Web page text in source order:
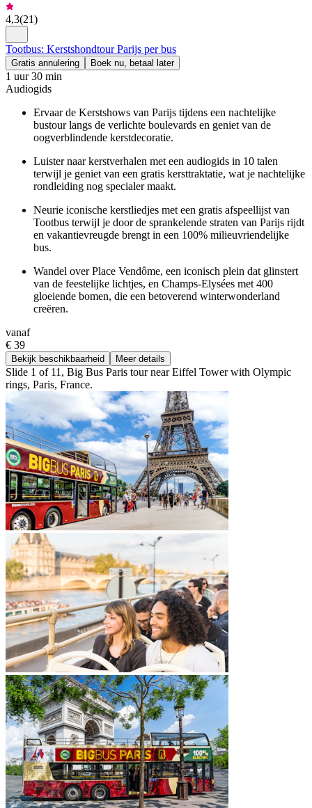
4,3(21)
Tootbus: Kerstshondtour Parijs per bus
Gratis annulering Boek nu, betaal later
1 uur 30 min
Audiogids
Ervaar de Kerstshows van Parijs tijdens een nachtelijke
bustour langs de verlichte boulevards en geniet van de
oogverblindende kerstdecoratie.
Luister naar kerstverhalen met een audiogids in 10 talen
terwijl je geniet van een gratis kersttraktatie, wat je nachtelijke
rondleiding nog specialer maakt.
Neurie iconische kerstliedjes met een gratis afspeellijst van
Tootbus terwijl je door de sprankelende straten van Parijs rijdt
en vakantievreugde brengt in een 100% milieuvriendelijke
bus.
Wandel over Place Vendôme, een iconisch plein dat glinstert
van de feestelijke lichtjes, en Champs-Elysées met 400
gloeiende bomen, die een betoverend winterwonderland
creëren.
vanaf
€ 39
Bekijk beschikbaarheid Meer details
Slide 1 of 11, Big Bus Paris tour near Eiffel Tower with Olympic
rings, Paris, France.